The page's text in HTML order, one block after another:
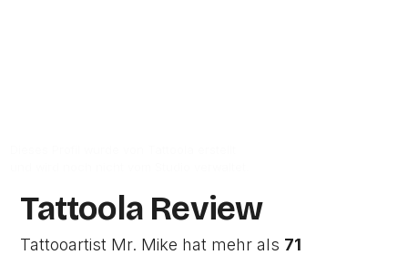
Tattoola Review
Tattooartist Mr. Mike hat mehr als 71